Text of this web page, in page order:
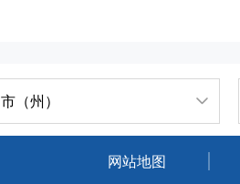
市（州）
网站地图